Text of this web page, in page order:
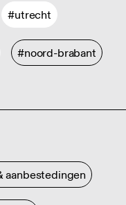
#utrecht
#noord-brabant
aanbestedingen